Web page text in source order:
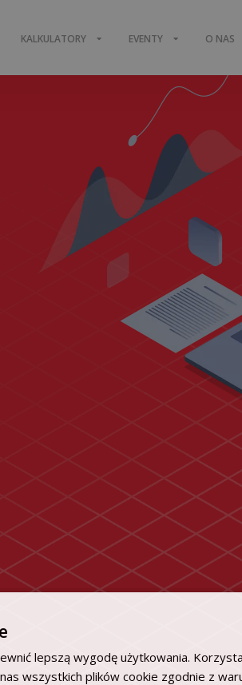
KALKULATORY EVENTY O NAS
lepszą wygodę użytkowania.
wszystkich plików cookie zgodnie z